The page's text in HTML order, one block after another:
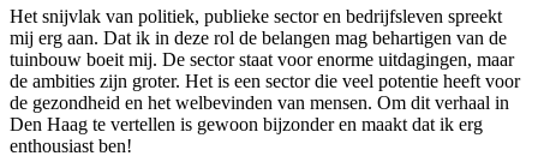
Het snijvlak van politiek, publieke sector en bedrijfsleven spreekt
mij erg aan. Dat ik in deze rol de belangen mag behartigen van de
tuinbouw boeit mij. De sector staat voor enorme uitdagingen, maar
de ambities zijn groter. Het is een sector die veel potentie heeft voor
de gezondheid en het welbevinden van mensen. Om dit verhaal in
Den Haag te vertellen is gewoon bijzonder en maakt dat ik erg
enthousiast ben!